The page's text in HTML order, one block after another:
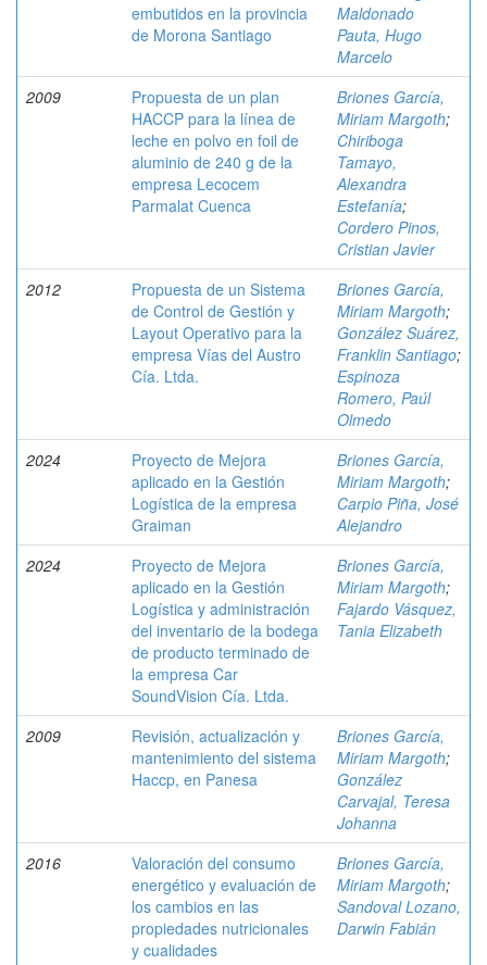
embutidos en la provincia
de Morona Santiago
Maldonado
Pauta, Hugo
Marcelo
2009
Propuesta de un plan
HACCP para la línea de
leche en polvo en foil de
aluminio de 240 g de la
empresa Lecocem
Parmalat Cuenca
Briones García,
Miriam Margoth;
Chiriboga
Tamayo,
Alexandra
Estefanía;
Cordero Pinos,
Cristian Javier
2012
Propuesta de un Sistema
de Control de Gestión y
Layout Operativo para la
empresa Vías del Austro
Cía. Ltda.
Briones García,
Miriam Margoth;
González Suárez,
Franklin Santiago;
Espinoza
Romero, Paúl
Olmedo
2024
Proyecto de Mejora
aplicado en la Gestión
Logística de la empresa
Graiman
Briones García,
Miriam Margoth;
Carpio Piña, José
Alejandro
2024
Proyecto de Mejora
aplicado en la Gestión
Logística y administración
del inventario de la bodega
de producto terminado de
la empresa Car
SoundVision Cía. Ltda.
Briones García,
Miriam Margoth;
Fajardo Vásquez,
Tania Elizabeth
2009
Revisión, actualización y
mantenimiento del sistema
Haccp, en Panesa
Briones García,
Miriam Margoth;
González
Carvajal, Teresa
Johanna
2016
Valoración del consumo
energético y evaluación de
los cambios en las
propiedades nutricionales
y cualidades
Briones García,
Miriam Margoth;
Sandoval Lozano,
Darwin Fabián